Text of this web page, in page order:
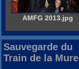
AMFG 2013.jpg
Sauvegarde du
Train de la Mure